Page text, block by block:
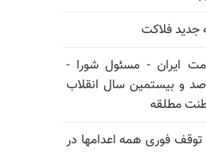
جدید فلاکت
ایران - مسئول شورا -
تیر در صد و بیستمین سال انقلاب
مطلقه
توقف فوری همه اعدامها در